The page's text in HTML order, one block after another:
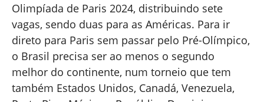
Olimpíada de Paris 2024, distribuindo sete
vagas, sendo duas para as Américas. Para ir
direto para Paris sem passar pelo Pré-Olímpico,
o Brasil precisa ser ao menos o segundo
melhor do continente, num torneio que tem
também Estados Unidos, Canadá, Venezuela,